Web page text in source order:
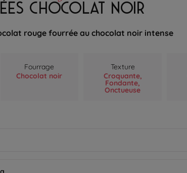
CHOCOLAT NOIR
rouge fourrée au chocolat noir intense
Fourrage
Chocolat noir
Texture
Croquante,
Fondante,
Onctueuse